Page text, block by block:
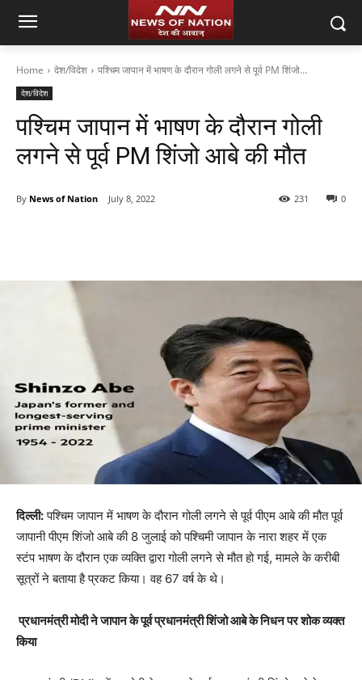
Home देश/विदेश पश्चिम जापान में भाषण के दौरान गोली लगने से पूर्व PM शिंजो...
देश/विदेश
पश्चिम जापान में भाषण के दौरान गोली
लगने से पूर्व PM शिंजो आबे की मौत
By News of Nation July 8, 2022 0
231
दिल्ली:पश्चिम जापान में भाषण के दौरान गोली लगने से पूर्व पीएम आबे की मौत पूर्व
जापानी पीएम शिंजो आबे की 8 जुलाई को पश्चिमी जापान के नारा शहर में एक
स्टंप भाषण के दौरान एक व्यक्ति द्वारा गोली लगने से मौत हो गई, मामले के करीबी
सूत्रों ने बताया है प्रकट किया। वह 67 वर्ष के थे।
प्रधानमंत्री मोदी ने जापान के पूर्व प्रधानमंत्री शिंजो आबे के निधन पर शोक व्यक्त
किया